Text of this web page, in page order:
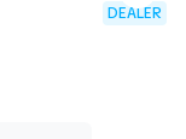
DEALER